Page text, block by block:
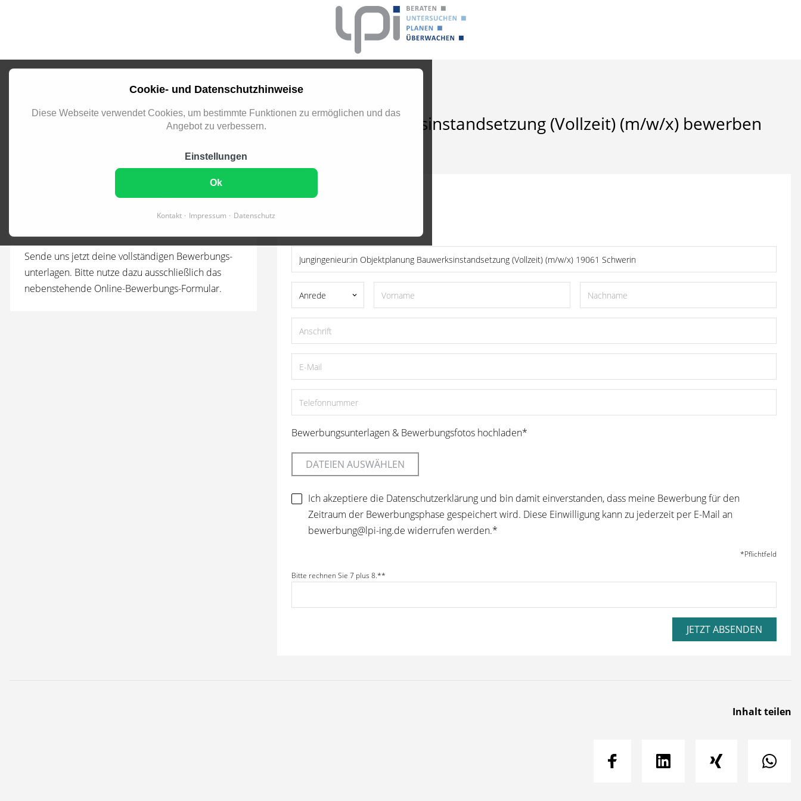
Cookie- und Datenschutzhinweise
Diese Webseite verwendet Cookies, um bestimmte Funktionen zu ermöglichen und das
Angebot zu verbessern.
Einstellungen
Ok
Kontakt Impressum Datenschutz
Jetzt als Jungingenieur:in Objektplanung Bauwerksinstandsetzung (Vollzeit) (m/w/x) bewerben
Jetzt als Jungingenieur:in Objektplanung
Bauwerksinstandsetzung (Vollzeit) (m/w/x)
Sende uns jetzt deine vollständigen Bewerbungs­
unterlagen. Bitte nutze dazu ausschließlich das
neben­stehende Online-Bewerbungs-Formular.
BEWERBUNGSFORMULAR
Anrede keyboard_arrow_down
Pflichtfeld
Bewerbungsunterlagen & Bewerbungsfotos hochladen*
DATEIEN AUSWÄHLEN
Ich akzeptiere die Datenschutzerklärungund bin damit einverstanden, dass meine Bewerbung für den
Zeitraum der Bewerbungsphase gespeichert wird. Diese Einwilligung kann zu jederzeit per E-Mail an
bewerbung@lpi-ing.de widerrufen werden.*
*Pflichtfeld
Bitte rechnen Sie 7 plus 8.*
JETZT ABSENDEN
Inhalt teilen